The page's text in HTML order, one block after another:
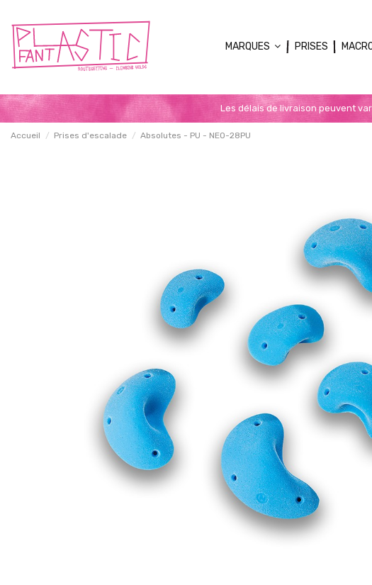
MARQUES PRISES
Les délais de livraison peuvent
Accueil Prises d'escalade Absolutes - PU - NEO-28PU